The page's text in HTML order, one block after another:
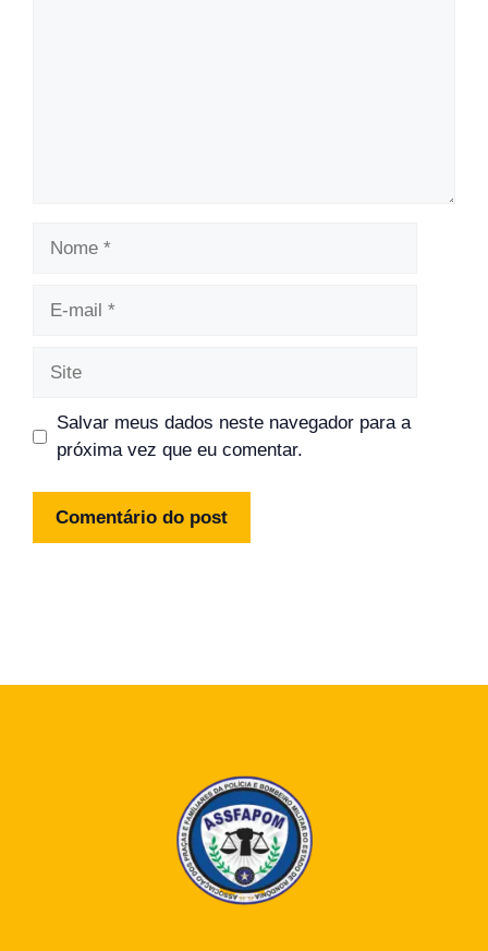
Salvar meus dados neste navegador para a
próxima vez que eu comentar.